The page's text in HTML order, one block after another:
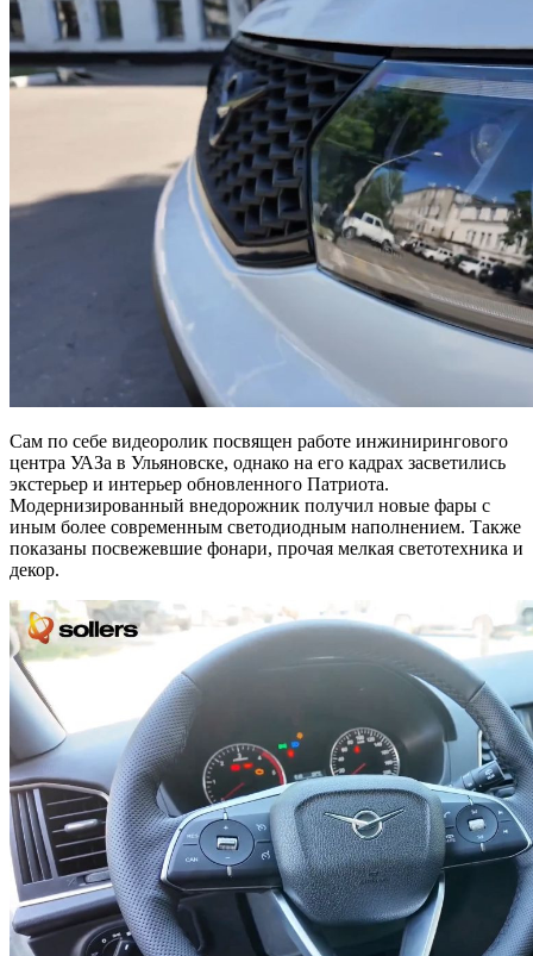
Сам по себе видеоролик посвящен работе инжинирингового
центра УАЗа в Ульяновске, однако на его кадрах засветились
экстерьер и интерьер обновленного Патриота.
Модернизированный внедорожник получил новые фары с
иным более современным светодиодным наполнением. Также
показаны посвежевшие фонари, прочая мелкая светотехника и
декор.